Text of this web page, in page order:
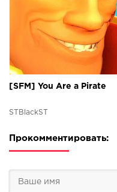
[SFM] You Are a Pirate
STBlackST
Прокомментировать: